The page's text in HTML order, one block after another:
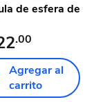
de esfera de
.00
Agregar al
carrito